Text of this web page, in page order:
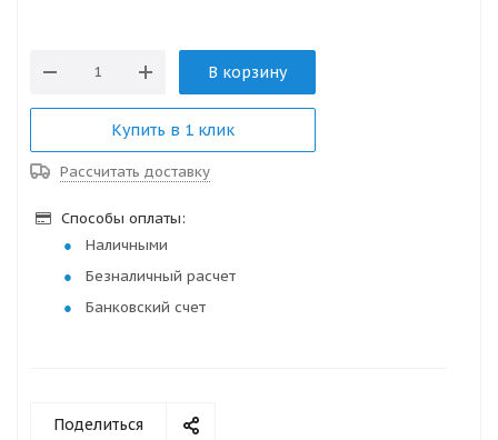
В корзину
Купить в 1 клик
Рассчитать доставку
Способы оплаты:
Наличными
Безналичный расчет
Банковский счет
Поделиться